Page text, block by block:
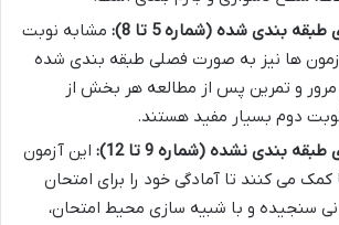
بندی شده (شماره 5 تا 8):
مشابه نوبت
ها نیز به صورت فصلی طبقه بندی شده
مرور و تمرین پس از مطالعه هر بخش از
دوم بسیار مفید هستند.
بندی نشده (شماره 9 تا 12):
این آزمون
می کنند تا آمادگی خود را برای امتحان
سنجیده و با شبیه سازی محیط امتحان،